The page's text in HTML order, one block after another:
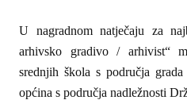
U nagradnom natječaju za
arhivsko gradivo / arhivist“
srednjih škola s područja
općina s područja nadležnosti